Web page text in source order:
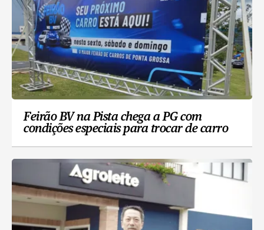
Feirão BV na Pista chega a PG com
condições especiais para trocar de carro